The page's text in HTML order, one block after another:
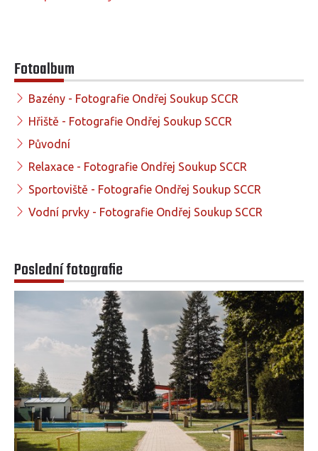
Fotoalbum
Bazény - Fotografie Ondřej Soukup SCCR
Hřiště - Fotografie Ondřej Soukup SCCR
Původní
Relaxace - Fotografie Ondřej Soukup SCCR
Sportoviště - Fotografie Ondřej Soukup SCCR
Vodní prvky - Fotografie Ondřej Soukup SCCR
Poslední fotografie